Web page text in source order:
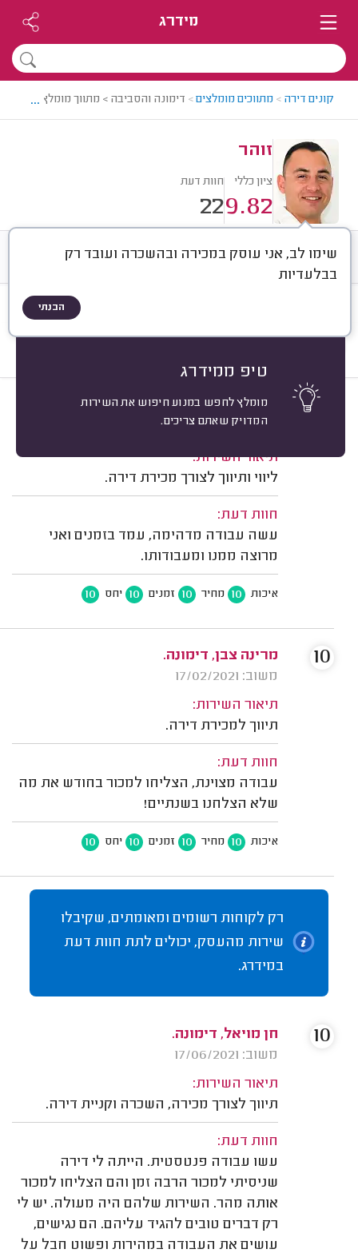
מידרג
קונים דירה > מתווכים מומלצים> דימונה והסביבה > מתווך מומלץ - זוהר
...
זוהר
ציון כללי
9.82
חוות דעת
22
שימו לב, אני עוסק במכירה ובהשכרה ועובד רק
בבלעדיות
הבנתי
טיפ ממידרג
מומלץ לחפש במנוע חיפוש את השירות
המדויק שאתם צריכים.
חוות דעת ממוצע רישוי ותעודות
אלי לב, דימונה.
משוב: 04/04/2022
תיאור השירות:
ליווי ותיווך לצורך מכירת דירה.
חוות דעת:
עשה עבודה מדהימה, עמד בזמנים ואני
מרוצה ממנו ומעבודותו.
איכות 10 מחיר 10 זמנים 10 יחס 10
10
מרינה צבן, דימונה.
משוב: 17/02/2021
תיאור השירות:
תיווך למכירת דירה.
חוות דעת:
עבודה מצוינת, הצליחו למכור בחודש את מה
שלא הצלחנו בשנתיים!
איכות 10 מחיר 10 זמנים 10 יחס 10
10
רק לקוחות רשומים ומאומתים, שקיבלו
שירות מהעסק, יכולים לתת חוות דעת
במידרג.
חן מויאל, דימונה.
משוב: 17/06/2021
תיאור השירות:
תיווך לצורך מכירה, השכרה וקניית דירה.
חוות דעת:
עשו עבודה פנטסטית. הייתה לי דירה
שניסיתי למכור הרבה זמן והם הצליחו למכור
אותה מהר. השירות שלהם היה מעולה. יש לי
רק דברים טובים להגיד עליהם. הם נגישים,
עושים את העבודה במהירות ופשוט חבל על
10